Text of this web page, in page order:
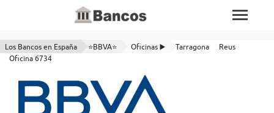
Los Bancos en España ⭐BBVA⭐ Oficinas ▶️ Tarragona
Reus
Oficina 6734